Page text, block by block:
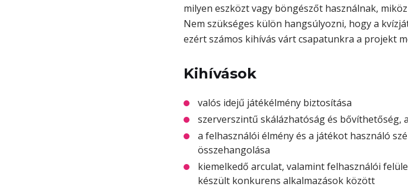
milyen eszközt vagy böngészőt használnak,
Nem szükséges külön hangsúlyozni, hogy a
ezért számos kihívás várt csapatunkra a projekt
Kihívások
valós idejű játékélmény biztosítása
szerverszintű skálázhatóság és bővíthetőség,
a felhasználói élmény és a játékot használó
összehangolása
kiemelkedő arculat, valamint felhasználói
készült konkurens alkalmazások között